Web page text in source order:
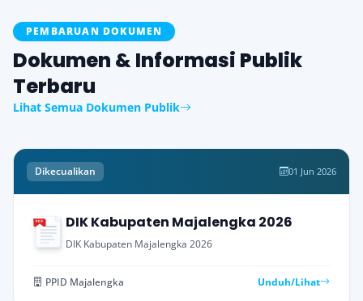
PEMBARUAN DOKUMEN
Dokumen & Informasi Publik
Terbaru
Lihat Semua Dokumen Publik
Dikecualikan 01 Jun 2026
PDF DIK Kabupaten Majalengka 2026
DIK Kabupaten Majalengka 2026
PPID Majalengka Unduh/Lihat